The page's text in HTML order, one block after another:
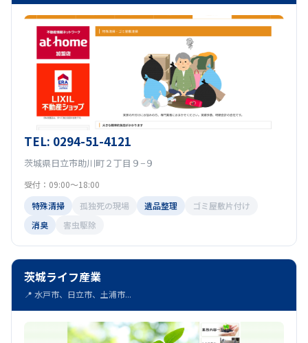
TEL: 0294-51-4121
茨城県日立市助川町２丁目９−９
受付：09:00〜18:00
特殊清掃
孤独死の現場 遺品整理
ゴミ屋敷片付け
消臭
害虫駆除
茨城ライフ産業
📍 水戸市、日立市、土浦市...